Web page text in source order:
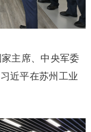
主席、中央军委
近平在苏州工业